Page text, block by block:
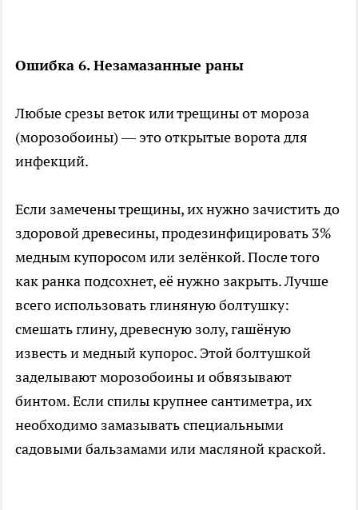
Ошибка 6. Незамазанные раны
Любые срезы веток или трещины от мороза
(морозобоины) — это открытые ворота для
инфекций.
Если замечены трещины, их нужно зачистить до
здоровой древесины, продезинфицировать 3%
медным купоросом или зелёнкой. После того
как ранка подсохнет, её нужно закрыть. Лучше
всего использовать глиняную болтушку:
смешать глину, древесную золу, гашёную
известь и медный купорос. Этой болтушкой
заделывают морозобоины и обвязывают
бинтом. Если спилы крупнее сантиметра, их
необходимо замазывать специальными
садовыми бальзамами или масляной краской.